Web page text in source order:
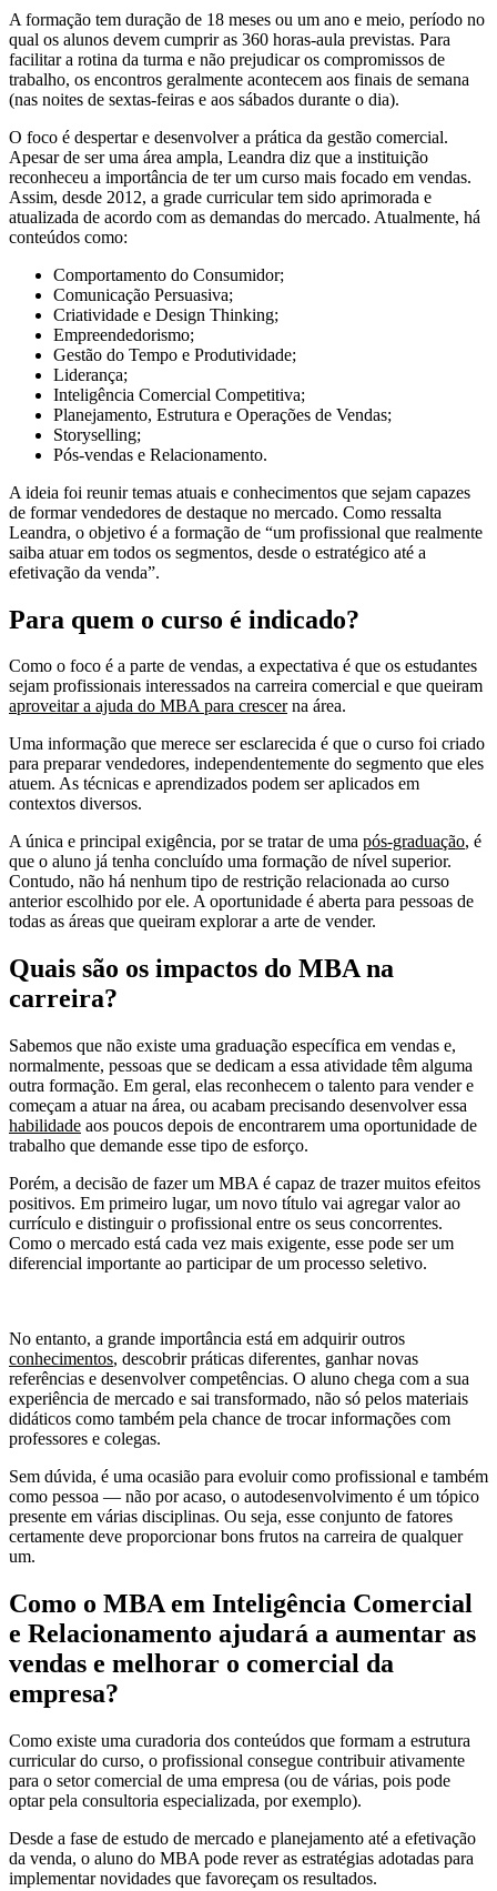
A formação tem duração de 18 meses ou um ano e meio, período no
qual os alunos devem cumprir as 360 horas-aula previstas. Para
facilitar a rotina da turma e não prejudicar os compromissos de
trabalho, os encontros geralmente acontecem aos finais de semana
(nas noites de sextas-feiras e aos sábados durante o dia).
O foco é despertar e desenvolver a prática da gestão comercial.
Apesar de ser uma área ampla, Leandra diz que a instituição
reconheceu a importância de ter um curso mais focado em vendas.
Assim, desde 2012, a grade curricular tem sido aprimorada e
atualizada de acordo com as demandas do mercado. Atualmente, há
conteúdos como:
Comportamento do Consumidor;
Comunicação Persuasiva;
Criatividade e Design Thinking;
Empreendedorismo;
Gestão do Tempo e Produtividade;
Liderança;
Inteligência Comercial Competitiva;
Planejamento, Estrutura e Operações de Vendas;
Storyselling;
Pós-vendas e Relacionamento.
A ideia foi reunir temas atuais e conhecimentos que sejam capazes
de formar vendedores de destaque no mercado. Como ressalta
Leandra, o objetivo é a formação de “um profissional que realmente
saiba atuar em todos os segmentos, desde o estratégico até a
efetivação da venda”.
Para quem o curso é indicado?
Como o foco é a parte de vendas, a expectativa é que os estudantes
sejam profissionais interessados na carreira comercial e que queiram
aproveitar a ajuda do MBA para crescerna área.
Uma informação que merece ser esclarecida é que o curso foi criado
para preparar vendedores, independentemente do segmento que eles
atuem. As técnicas e aprendizados podem ser aplicados em
contextos diversos.
A única e principal exigência, por se tratar de uma pós-graduação, é
que o aluno já tenha concluído uma formação de nível superior.
Contudo, não há nenhum tipo de restrição relacionada ao curso
anterior escolhido por ele. A oportunidade é aberta para pessoas de
todas as áreas que queiram explorar a arte de vender.
Quais são os impactos do MBA na
carreira?
Sabemos que não existe uma graduação específica em vendas e,
normalmente, pessoas que se dedicam a essa atividade têm alguma
outra formação. Em geral, elas reconhecem o talento para vender e
começam a atuar na área, ou acabam precisando desenvolver essa
habilidade aos poucos depois de encontrarem uma oportunidade de
trabalho que demande esse tipo de esforço.
Porém, a decisão de fazer um MBA é capaz de trazer muitos efeitos
positivos. Em primeiro lugar, um novo título vai agregar valor ao
currículo e distinguir o profissional entre os seus concorrentes.
Como o mercado está cada vez mais exigente, esse pode ser um
diferencial importante ao participar de um processo seletivo.
No entanto, a grande importância está em adquirir outros
conhecimentos, descobrir práticas diferentes, ganhar novas
referências e desenvolver competências. O aluno chega com a sua
experiência de mercado e sai transformado, não só pelos materiais
didáticos como também pela chance de trocar informações com
professores e colegas.
Sem dúvida, é uma ocasião para evoluir como profissional e também
como pessoa — não por acaso, o autodesenvolvimento é um tópico
presente em várias disciplinas. Ou seja, esse conjunto de fatores
certamente deve proporcionar bons frutos na carreira de qualquer
um.
Como o MBA em Inteligência Comercial
e Relacionamento ajudará a aumentar as
vendas e melhorar o comercial da
empresa?
Como existe uma curadoria dos conteúdos que formam a estrutura
curricular do curso, o profissional consegue contribuir ativamente
para o setor comercial de uma empresa (ou de várias, pois pode
optar pela consultoria especializada, por exemplo).
Desde a fase de estudo de mercado e planejamento até a efetivação
da venda, o aluno do MBA pode rever as estratégias adotadas para
implementar novidades que favoreçam os resultados.